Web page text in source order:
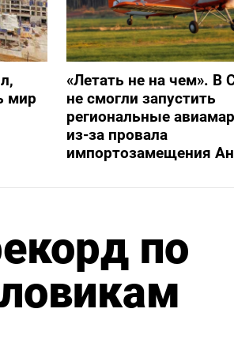
мир
«Летать не на чем». В
не смогли запустить
региональные
из-за провала
импортозамещения
по